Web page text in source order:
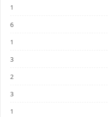
1
6
1
3
2
3
1